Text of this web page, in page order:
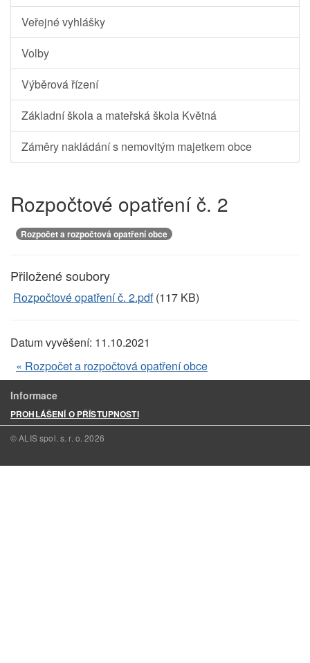
Veřejné vyhlášky
Volby
Výběrová řízení
Základní škola a mateřská škola Květná
Záměry nakládání s nemovitým majetkem obce
Rozpočtové opatření č. 2
Rozpočet a rozpočtová opatření obce
Přiložené soubory
Rozpočtové opatření č. 2.pdf(117 KB)
Datum vyvěšení: 11.10.2021
« Rozpočet a rozpočtová opatření obce
Informace
PROHLÁŠENÍ O PŘÍSTUPNOSTI
© ALIS spol. s. r. o.2026